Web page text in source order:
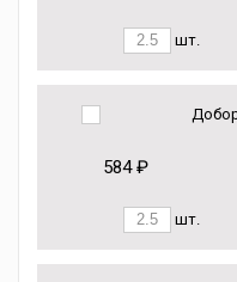
шт.
584 ₽
шт.